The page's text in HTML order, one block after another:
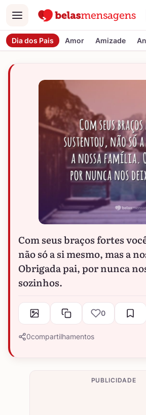
Menu
Dia dos Pais Amor Amizade
Com seus braços fortes
não só a si mesmo, mas a
Obrigada pai, por nunca
sozinhos.
0
0compartilhamentos
PUBLICIDADE